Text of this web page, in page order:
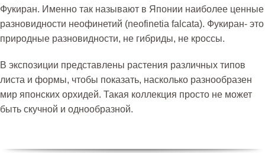
Фукиран. Именно так называют в Японии наиболее ценные
разновидности неофинетий (neofinetia falcata). Фукиран- это
природные разновидности, не гибриды, не кроссы.
В экспозиции представлены растения различных типов
листа и формы, чтобы показать, насколько разнообразен
мир японских орхидей. Такая коллекция просто не может
быть скучной и однообразной.